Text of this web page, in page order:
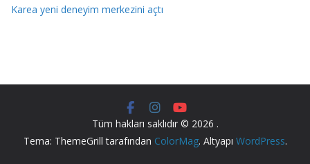
Karea yeni deneyim merkezini açtı
Tüm hakları saklıdır © 2026 .
Tema: ThemeGrill tarafından ColorMag. Altyapı WordPress.